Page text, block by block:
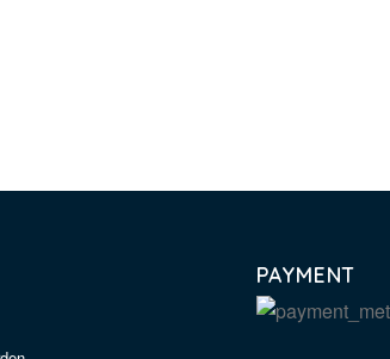
PAYMENT